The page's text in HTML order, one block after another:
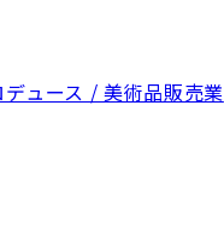
ュース / 美術品販売業